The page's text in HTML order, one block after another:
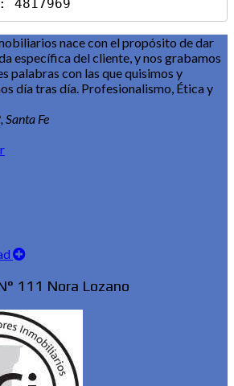
4817969
nace con el propósito de dar
específica del cliente, y nos grabamos
palabras con las que quisimos y
día tras día. Profesionalismo, Ética y
Fe
111 Nora Lozano